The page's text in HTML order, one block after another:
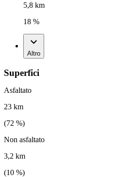
5,8 km
18 %
Altro
Superfici
Asfaltato
23 km
(72 %)
Non asfaltato
3,2 km
(10 %)